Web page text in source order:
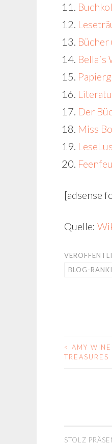
Bücher
Der
Miss
[adsense
Quelle:
BLOG-
< AMY
STOLZ